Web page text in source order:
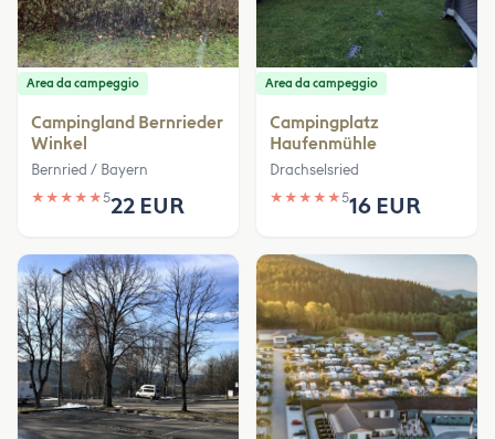
Area da campeggio
Campingland Bernrieder
Winkel
Bernried / Bayern
★ ★ ★ ★ ★522 EUR
Area da campeggio
Campingplatz
Haufenmühle
Drachselsried
★ ★ ★ ★ ★516 EUR